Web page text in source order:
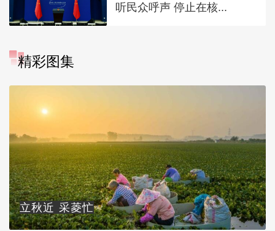
听民众呼声 停止在核...
精彩图集
立秋近 采菱忙